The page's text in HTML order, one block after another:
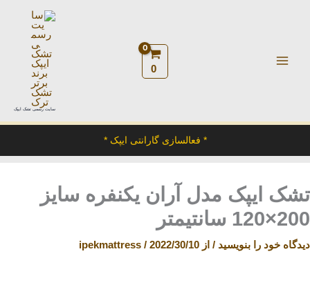
0
سایت رسمی تشک ایپک
* فعالسازی گارانتی ایپک *
تشک ایپک مدل آران یکنفره سایز
200×120 سانتیمتر
دیدگاه‌ خود را بنویسید / از ipekmattress / 2022/30/10